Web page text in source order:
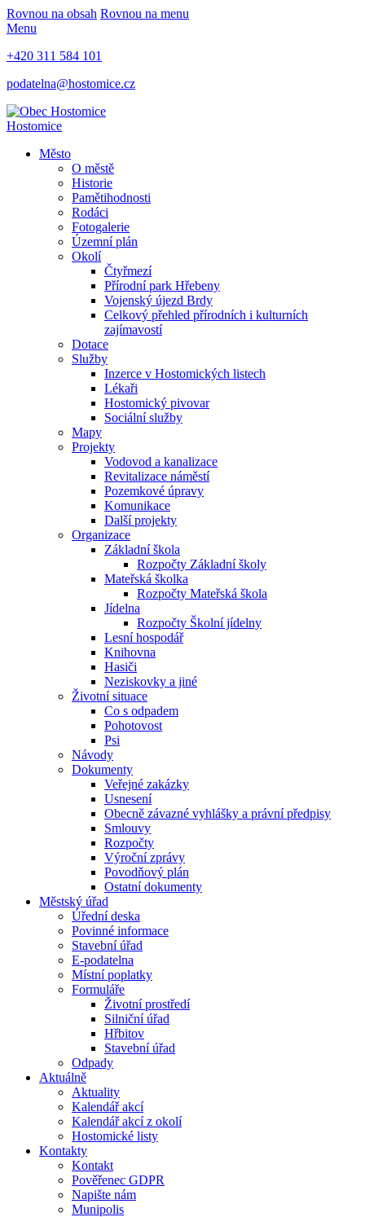
Rovnou na obsah Rovnou na menu
Menu
+420 311 584 101
podatelna@hostomice.cz
Hostomice
Město
O městě
Historie
Pamětihodnosti
Rodáci
Fotogalerie
Územní plán
Okolí
Čtyřmezí
Přírodní park Hřebeny
Vojenský újezd Brdy
Celkový přehled přírodních i kulturních
zajímavostí
Dotace
Služby
Inzerce v Hostomických listech
Lékaři
Hostomický pivovar
Sociální služby
Mapy
Projekty
Vodovod a kanalizace
Revitalizace náměstí
Pozemkové úpravy
Komunikace
Další projekty
Organizace
Základní škola
Rozpočty Základní školy
Mateřská školka
Rozpočty Mateřská škola
Jídelna
Rozpočty Školní jídelny
Lesní hospodář
Knihovna
Hasiči
Neziskovky a jiné
Životní situace
Co s odpadem
Pohotovost
Psi
Návody
Dokumenty
Veřejné zakázky
Usnesení
Obecně závazné vyhlášky a právní předpisy
Smlouvy
Rozpočty
Výroční zprávy
Povodňový plán
Ostatní dokumenty
Městský úřad
Úřední deska
Povinné informace
Stavební úřad
E-podatelna
Místní poplatky
Formuláře
Životní prostředí
Silniční úřad
Hřbitov
Stavební úřad
Odpady
Aktuálně
Aktuality
Kalendář akcí
Kalendář akcí z okolí
Hostomické listy
Kontakty
Kontakt
Pověřenec GDPR
Napište nám
Munipolis